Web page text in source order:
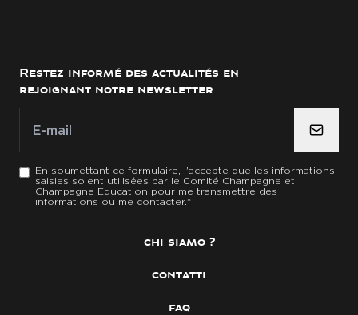
Restez informé des actualités en
rejoignant notre newsletter
En soumettant ce formulaire, j'accepte que les informations
saisies soient utilisées par le Comité Champagne et
Champagne Education pour me transmettre des
informations ou me contacter.*
chi siamo ?
contatti
faq